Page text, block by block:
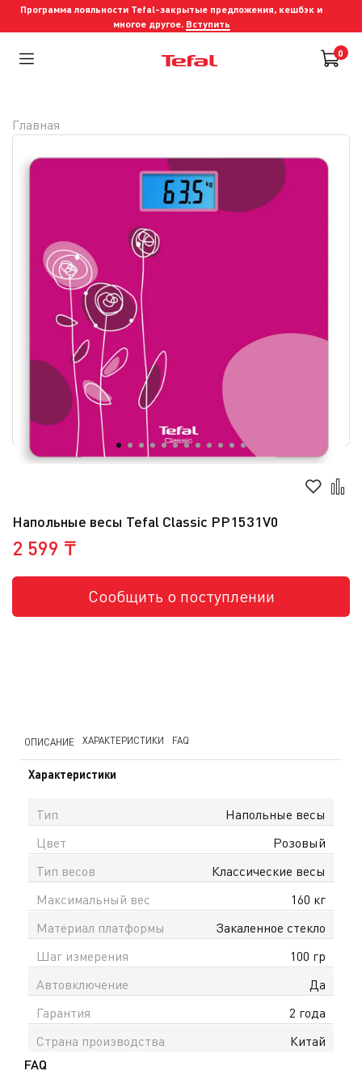
Программа лояльности Tefal-закрытые предложения, кешбэк и
многое другое. Вступить
0
Напольные весы Tefal Classic PP1531V0
2 599 ₸
Сообщить о поступлении
Главная
ОПИСАНИЕ ХАРАКТЕРИСТИКИ FAQ
Характеристики
Тип
Напольные весы
Цвет
Розовый
Тип весов
Классические весы
Максимальный вес
160 кг
Материал платформы
Закаленное стекло
Шаг измерения
100 гр
Автовключение
Да
Гарантия
2 года
Страна производства
Китай
FAQ